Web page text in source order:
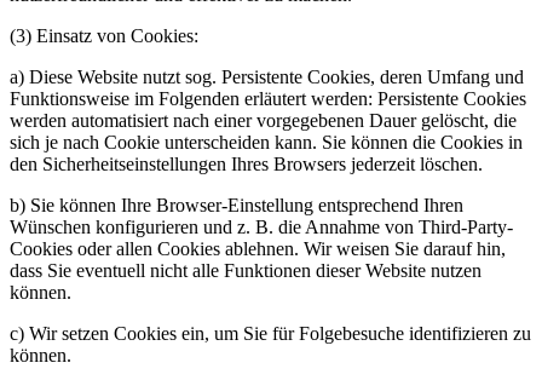
(3) Einsatz von Cookies:
a) Diese Website nutzt sog. Persistente Cookies, deren Umfang und
Funktionsweise im Folgenden erläutert werden: Persistente Cookies
werden automatisiert nach einer vorgegebenen Dauer gelöscht, die
sich je nach Cookie unterscheiden kann. Sie können die Cookies in
den Sicherheitseinstellungen Ihres Browsers jederzeit löschen.
b) Sie können Ihre Browser-Einstellung entsprechend Ihren
Wünschen konfigurieren und z. B. die Annahme von Third-Party-
Cookies oder allen Cookies ablehnen. Wir weisen Sie darauf hin,
dass Sie eventuell nicht alle Funktionen dieser Website nutzen
können.
c) Wir setzen Cookies ein, um Sie für Folgebesuche identifizieren zu
können.